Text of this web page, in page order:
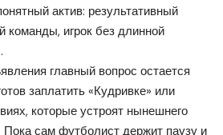
актив: результативный
команды, игрок без длинной
главный вопрос остается
заплатить «Кудривке» или
которые устроят нынешнего
Пока сам футболист держит паузу и